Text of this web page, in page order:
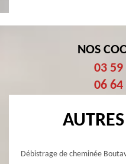
NOS
03 59
06 64
Débistrage de cheminée